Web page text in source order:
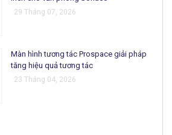
29 Tháng 07, 2026
Màn hình tương tác Prospace giải pháp
tăng hiệu quả tương tác
23 Tháng 04, 2026